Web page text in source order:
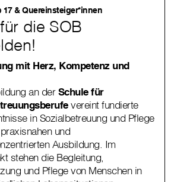
17 & Quereinsteiger*innen
die SOB
mit Herz, Kompetenz und
an derSchule für
vereint fundierte
in Sozialbetreuung und Pflege
und
Ausbildung. Im
stehen die Begleitung,
und Pflege von Menschen in